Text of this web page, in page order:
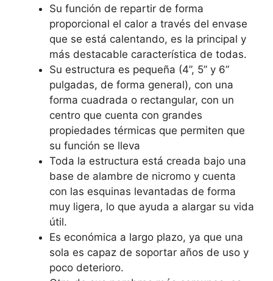
Su función de repartir de forma
proporcional el calor a través del envase
que se está calentando, es la principal y
más destacable característica de todas.
Su estructura es pequeña (4”, 5” y 6”
pulgadas, de forma general), con una
forma cuadrada o rectangular, con un
centro que cuenta con grandes
propiedades térmicas que permiten que
su función se lleva
Toda la estructura está creada bajo una
base de alambre de nicromo y cuenta
con las esquinas levantadas de forma
muy ligera, lo que ayuda a alargar su vida
útil.
Es económica a largo plazo, ya que una
sola es capaz de soportar años de uso y
poco deterioro.